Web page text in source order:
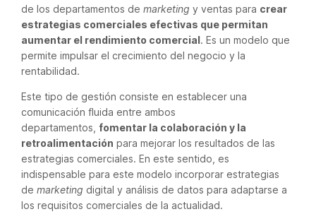
de los departamentos de marketing y ventas para crear
estrategias comerciales efectivas que permitan
aumentar el rendimiento comercial. Es un modelo que
permite impulsar el crecimiento del negocio y la
rentabilidad.
Este tipo de gestión consiste en establecer una
comunicación fluida entre ambos
departamentos, fomentar la colaboración y la
retroalimentación para mejorar los resultados de las
estrategias comerciales. En este sentido, es
indispensable para este modelo incorporar estrategias
de marketing digital y análisis de datos para adaptarse a
los requisitos comerciales de la actualidad.